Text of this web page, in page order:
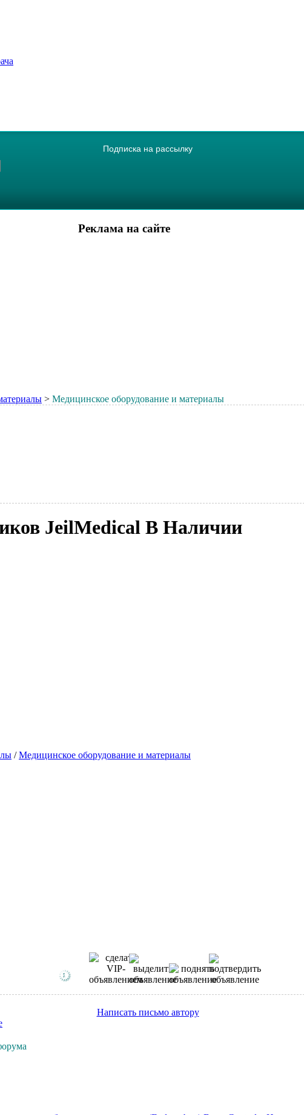
Подписка на рассылку
Реклама на сайте
> Медицинское оборудование и материалы
JeilMedical В Наличии
/Медицинское оборудование и материалы
Написать письмо автору